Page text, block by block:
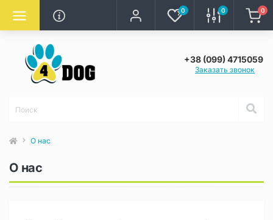
0 0 0
+38 (099) 4715059
Заказать звонок
О нас
О нас